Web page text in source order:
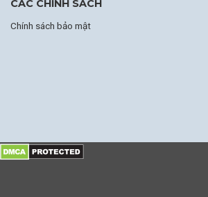
CÁC CHÍNH SÁCH
Chính sách bảo mật